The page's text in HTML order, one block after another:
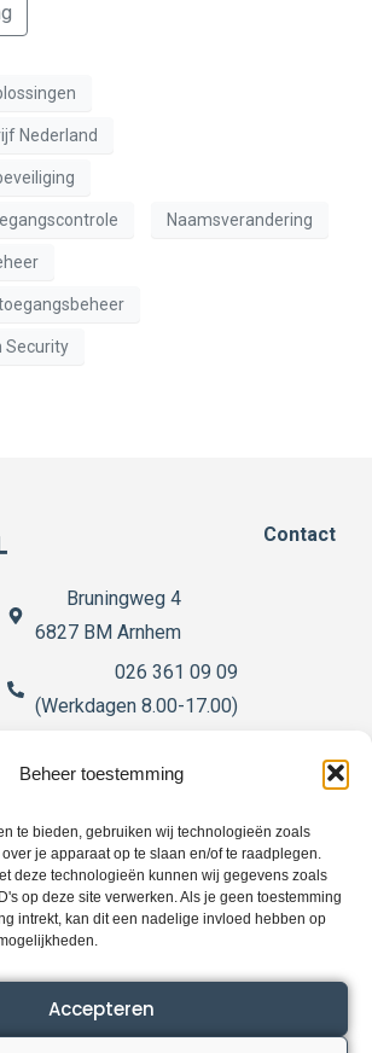
Beheer toestemming
te bieden, gebruiken wij technologieën zoals
je apparaat op te slaan en/of te raadplegen.
deze technologieën kunnen wij gegevens zoals
op deze site verwerken. Als je geen toestemming
intrekt, kan dit een nadelige invloed hebben op
Accepteren
Nederland
Naamsverandering
Security
Contact
Bruningweg 4
6827 BM Arnhem
026 361 09 09
(Werkdagen 8.00-17.00)
Werkdagen 13.00-17.00